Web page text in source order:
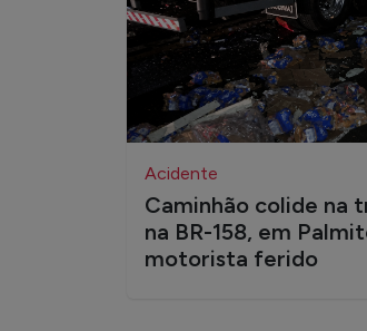
Acidente
Caminhão colide na
na BR-158, em
motorista ferido